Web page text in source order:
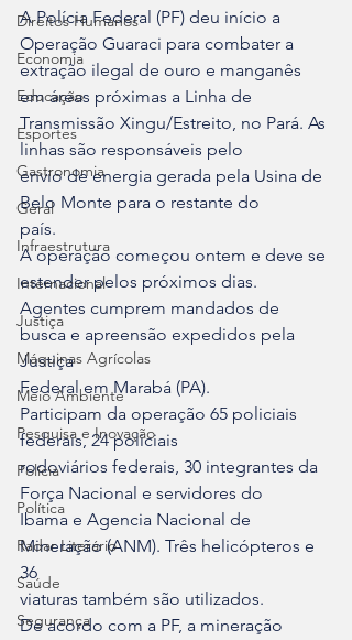
Direitos Humanos
Economia
Educação
Esportes
Gastronomia
Geral
Infraestrutura
Internacional
Justiça
Máquinas Agrícolas
Meio Ambiente
Pesquisa e Inovação
Polícia
Política
Radar Literário
Saúde
Segurança
A Polícia Federal (PF) deu início a
Operação Guaraci para combater a
extração ilegal de ouro e manganês
em áreas próximas a Linha de
Transmissão Xingu/Estreito, no Pará. As
linhas são responsáveis pelo
envio de energia gerada pela Usina de
Belo Monte para o restante do
país.
A operação começou ontem e deve se
estender pelos próximos dias.
Agentes cumprem mandados de
busca e apreensão expedidos pela
Justiça
Federal em Marabá (PA).
Participam da operação 65 policiais
federais, 24 policiais
rodoviários federais, 30 integrantes da
Força Nacional e servidores do
Ibama e Agencia Nacional de
Mineração (ANM). Três helicópteros e
36
viaturas também são utilizados.
De acordo com a PF, a mineração